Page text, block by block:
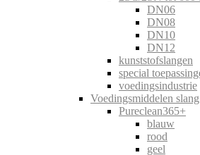
DN06
DN08
DN10
DN12
kunststofslangen
special
voedingsindustrie
Voedingsmiddelen slang
Pureclean365+
blauw
rood
geel